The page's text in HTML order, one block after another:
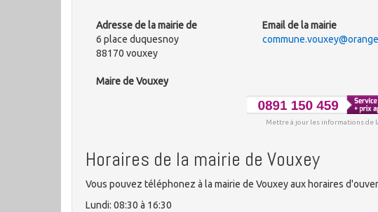
Adresse de la mairie de
6 place duquesnoy
88170 vouxey
Maire de Vouxey
Email de la mairie
Mettre à jour les informations de
Horaires de la mairie de Vouxey
Vous pouvez téléphonez à la mairie de Vouxey aux horaires
Lundi: 08:30 à 16:30